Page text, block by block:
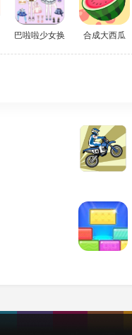
巴啦啦少女换装 合成大西瓜